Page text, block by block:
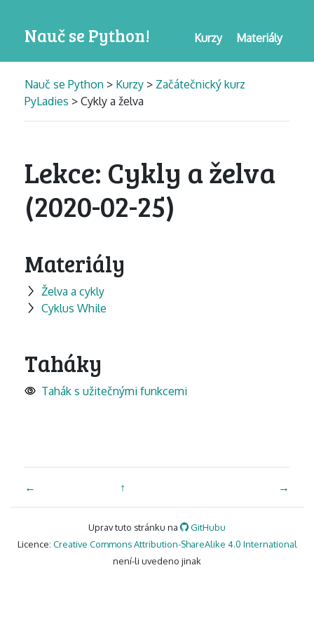
Nauč se Python! Materiály
Kurzy
Nauč se Python > Kurzy > Začátečnický kurz
PyLadies > Cykly a želva
Lekce: Cykly a želva
(2020-02-25)
Materiály
Želva a cykly
Cyklus While
Taháky
Tahák s užitečnými funkcemi
← ↑ →
Uprav tuto stránku na
GitHubu
Licence: Creative Commons Attribution-ShareAlike 4.0 International
není-li uvedeno jinak